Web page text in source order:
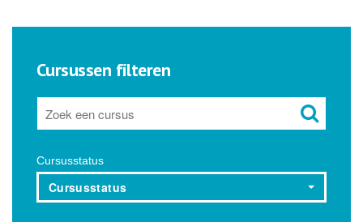
Cursussen filteren
Cursusstatus
Cursusstatus